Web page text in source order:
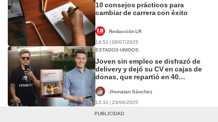
10 consejos prácticos para
cambiar de carrera con éxito
Redacción LR
14:51 | 08/07/2025
ESTADOS UNIDOS
Joven sin empleo se disfrazó de
delivery y dejó su CV en cajas de
donas, que repartió en 40
Jhonatan Sánchez
13:31 | 23/06/2025